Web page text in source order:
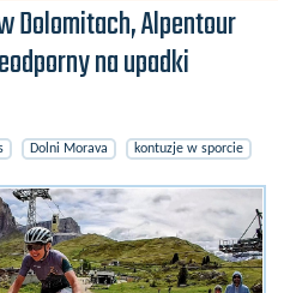
Dolomitach, Alpentour
na upadki
Dolni Morava kontuzje w sporcie